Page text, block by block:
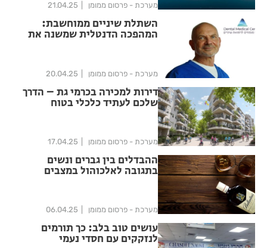
מערכת - פרסום ממומן 21.04.25
השתלת שיניים ממוחשבת:
המהפכה הדנטלית שמשנה את
מערכת - פרסום ממומן 20.04.25
דירות למכירה בכרמי גת – הדרך
שלכם לעתיד כלכלי בטוח
מערכת - פרסום ממומן 17.04.25
ההבדלים בין גברים ונשים
בתגובה לאלכוהול במצבים
מערכת - פרסום ממומן 06.04.25
עושים טוב בלב: כך תורמים
לנזקקים עם חסדי נעמי